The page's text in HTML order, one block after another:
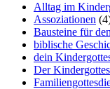
Alltag im
Assoziationen
Bausteine für
biblische
dein
Der